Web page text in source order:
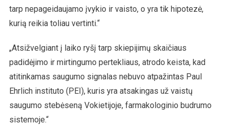
tarp nepageidaujamo įvykio ir vaisto, o yra tik hipotezė,
kurią reikia toliau vertinti.“
„Atsižvelgiant į laiko ryšį tarp skiepijimų skaičiaus
padidėjimo ir mirtingumo pertekliaus, atrodo keista, kad
atitinkamas saugumo signalas nebuvo atpažintas Paul
Ehrlich instituto (PEI), kuris yra atsakingas už vaistų
saugumo stebėseną Vokietijoje, farmakologinio budrumo
sistemoje.“